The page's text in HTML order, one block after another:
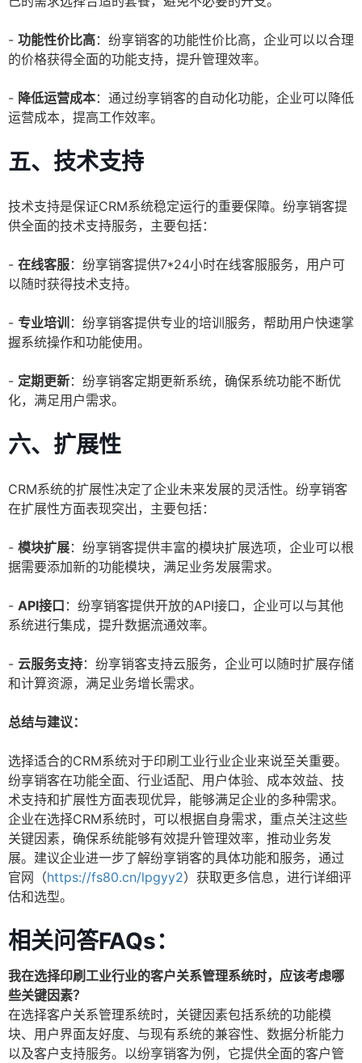
- 功能性价比高：纷享销客的功能性价比高，企业可以以合理
的价格获得全面的功能支持，提升管理效率。
- 降低运营成本：通过纷享销客的自动化功能，企业可以降低
运营成本，提高工作效率。
五、技术支持
技术支持是保证CRM系统稳定运行的重要保障。纷享销客提
供全面的技术支持服务，主要包括：
- 在线客服：纷享销客提供7*24小时在线客服服务，用户可
以随时获得技术支持。
- 专业培训 ：纷享销客提供专业的培训服务，帮助用户快速掌
握系统操作和功能使用。
- 定期更新：纷享销客定期更新系统，确保系统功能不断优
化，满足用户需求。
六、扩展性
CRM系统的扩展性决定了企业未来发展的灵活性。纷享销客
在扩展性方面表现突出，主要包括：
- 模块扩展：纷享销客提供丰富的模块扩展选项，企业可以根
据需要添加新的功能模块，满足业务发展需求。
- API接口 ：纷享销客提供开放的API接口，企业可以与其他
系统进行集成，提升数据流通效率。
- 云服务支持：纷享销客支持云服务，企业可以随时扩展存储
和计算资源，满足业务增长需求。
总结与建议：
选择适合的CRM系统对于印刷工业行业企业来说至关重要。
纷享销客在功能全面、行业适配、用户体验、成本效益、技
术支持和扩展性方面表现优异，能够满足企业的多种需求。
企业在选择CRM系统时，可以根据自身需求，重点关注这些
关键因素，确保系统能够有效提升管理效率，推动业务发
展。建议企业进一步了解纷享销客的具体功能和服务，通过
官网（https://fs80.cn/lpgyy2）获取更多信息，进行详细评
估和选型。
相关问答FAQs：
我在选择印刷工业行业的客户关系管理系统时，应该考虑哪
些关键因素？
在选择客户关系管理系统时，关键因素包括系统的功能模
块、用户界面友好度、与现有系统的兼容性、数据分析能力
以及客户支持服务。以纷享销客为例，它提供全面的客户管